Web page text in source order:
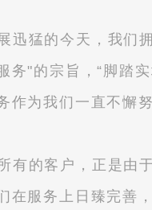
猛的今天，我们拥
务"的宗旨，“脚踏
作为我们一直不懈
的客户，正是由于
在服务上日臻完善